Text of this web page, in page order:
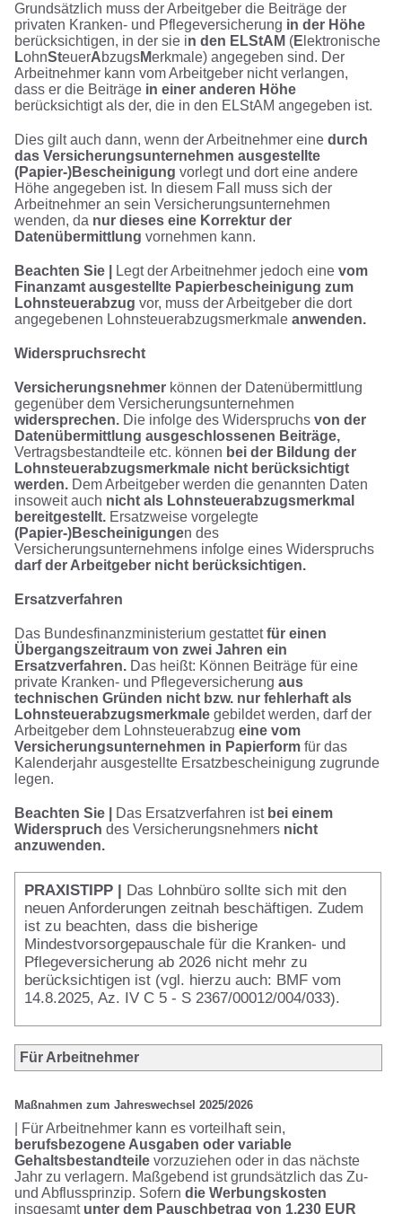
Grundsätzlich muss der Arbeitgeber die Beiträge der
privaten Kranken- und Pflegeversicherung in der Höhe
berücksichtigen, in der sie in den ELStAM (E lektronische
LohnSteuerAbzugsMerkmale) angegeben sind. Der
Arbeitnehmer kann vom Arbeitgeber nicht verlangen,
dass er die Beiträgein einer anderen Höhe
berücksichtigt als der, die in den ELStAM angegeben ist.
Dies gilt auch dann, wenn der Arbeitnehmer eine durch
das Versicherungsunternehmen ausgestellte
(Papier-)Bescheinigung vorlegt und dort eine andere
Höhe angegeben ist. In diesem Fall muss sich der
Arbeitnehmer an sein Versicherungsunternehmen
wenden, da nur dieses eine Korrektur der
Datenübermittlung vornehmen kann.
Beachten Sie | Legt der Arbeitnehmer jedoch eine vom
Finanzamt ausgestellte Papierbescheinigung zum
Lohnsteuerabzug vor, muss der Arbeitgeber die dort
angegebenen Lohnsteuerabzugsmerkmale anwenden.
Widerspruchsrecht
Versicherungsnehmerkönnen der Datenübermittlung
gegenüber dem Versicherungsunternehmen
widersprechen. Die infolge des Widerspruchs von der
Datenübermittlung ausgeschlossenen Beiträge,
Vertragsbestandteile etc. können bei der Bildung der
Lohnsteuerabzugsmerkmale nicht berücksichtigt
werden.Dem Arbeitgeber werden die genannten Daten
insoweit auch nicht als Lohnsteuerabzugsmerkmal
bereitgestellt.Ersatzweise vorgelegte
(Papier-)Bescheinigungen des
Versicherungsunternehmens infolge eines Widerspruchs
darf der Arbeitgeber nicht berücksichtigen.
Ersatzverfahren
Das Bundesfinanzministerium gestattetfür einen
Übergangszeitraum von zwei Jahren ein
Ersatzverfahren.Das heißt: Können Beiträge für eine
private Kranken- und Pflegeversicherung aus
technischen Gründen nicht bzw. nur fehlerhaft als
Lohnsteuerabzugsmerkmalegebildet werden, darf der
Arbeitgeber dem Lohnsteuerabzug eine vom
Versicherungsunternehmen in Papierformfür das
Kalenderjahr ausgestellte Ersatzbescheinigung zugrunde
legen.
Beachten Sie | Das Ersatzverfahren ist bei einem
Widerspruch des Versicherungsnehmers nicht
anzuwenden.
PRAXISTIPP
Das Lohnbüro sollte sich mit den
neuen Anforderungen zeitnah beschäftigen. Zudem
ist zu beachten, dass die bisherige
Mindestvorsorgepauschale für die Kranken- und
Pflegeversicherung ab 2026 nicht mehr zu
berücksichtigen ist (vgl. hierzu auch: BMF vom
14.8.2025, Az. IV C 5 - S 2367/00012/004/033).
Für Arbeitnehmer
Maßnahmen zum Jahreswechsel 2025/2026
| Für Arbeitnehmer kann es vorteilhaft sein,
berufsbezogene Ausgaben oder variable
Gehaltsbestandteilevorzuziehen oder in das nächste
Jahr zu verlagern. Maßgebend ist grundsätzlich das Zu-
und Abflussprinzip. Sofern die Werbungskosten
insgesamt unter dem Pauschbetrag von 1.230 EUR